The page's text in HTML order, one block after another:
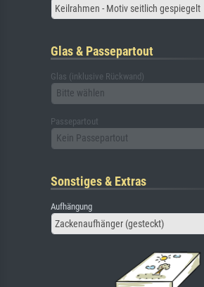
Keilrahmen - Motiv seitlich gespiegelt
Glas & Passepartout
Glas (inklusive Rückwand)
Bitte wählen
Passepartout
Kein Passepartout
Sonstiges & Extras
Aufhängung
Zackenaufhänger (gesteckt)